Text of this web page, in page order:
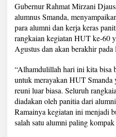
u
2
0
2
5
Gubernur Rahmat Mirzani
alumnus Smanda,
para alumni dan kerja keras
rangkaian kegiatan HUT ke-60
Agustus dan akan berakhir pada
“Alhamdulillah hari ini kita bisa
untuk merayakan HUT
reuni luar biasa. Seluruh
diadakan oleh panitia dari
Ramainya kegiatan ini menjadi
salah satu alumni paling